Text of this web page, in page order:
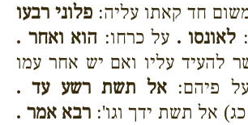
חד קאתו עליה: פלוני רבעו
לאונסו . על כרחו: הוא ואחר .
להעיד עליו ואם יש אחר עמו
פיהם: אל תשת רשע עד .
אל תשת ידך וגו': רבא אמר .